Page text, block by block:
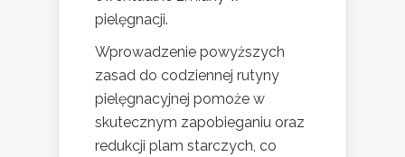
pielęgnacji.
Wprowadzenie powyższych
zasad do codziennej rutyny
pielęgnacyjnej pomoże w
skutecznym zapobieganiu oraz
redukcji plam starczych, co